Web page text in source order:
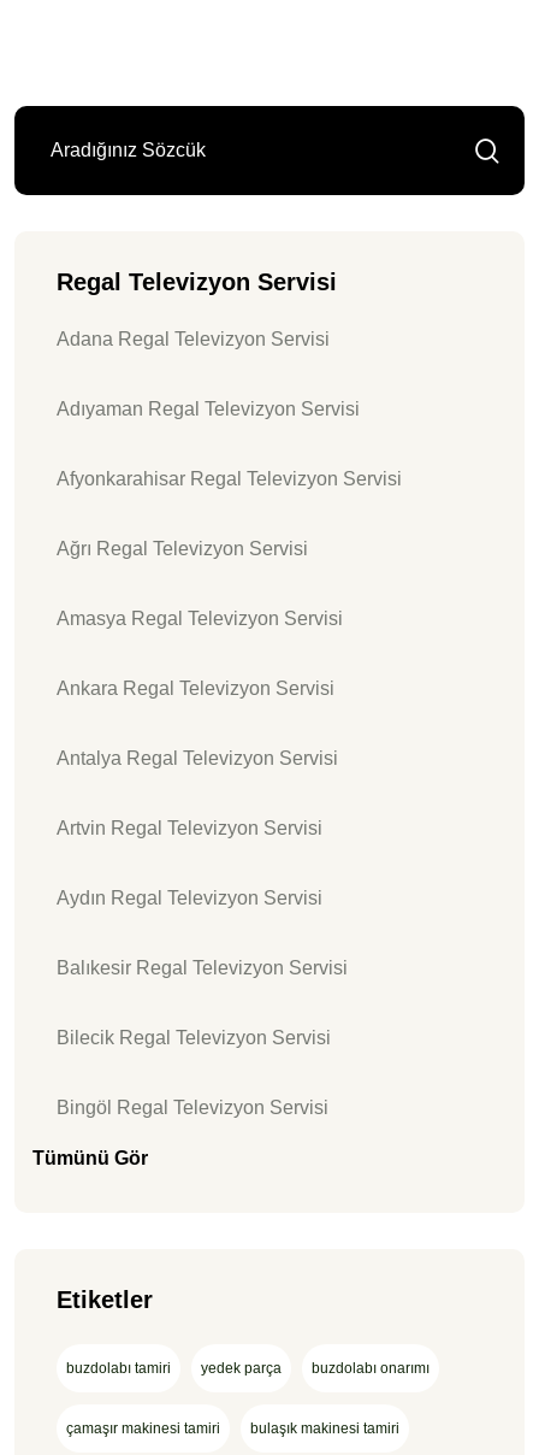
Regal Televizyon Servisi
Adana Regal Televizyon Servisi
Adıyaman Regal Televizyon Servisi
Afyonkarahisar Regal Televizyon Servisi
Ağrı Regal Televizyon Servisi
Amasya Regal Televizyon Servisi
Ankara Regal Televizyon Servisi
Antalya Regal Televizyon Servisi
Artvin Regal Televizyon Servisi
Aydın Regal Televizyon Servisi
Balıkesir Regal Televizyon Servisi
Bilecik Regal Televizyon Servisi
Bingöl Regal Televizyon Servisi
Tümünü Gör
Etiketler
buzdolabı tamiri yedek parça buzdolabı onarımı
çamaşır makinesi tamiri bulaşık makinesi tamiri